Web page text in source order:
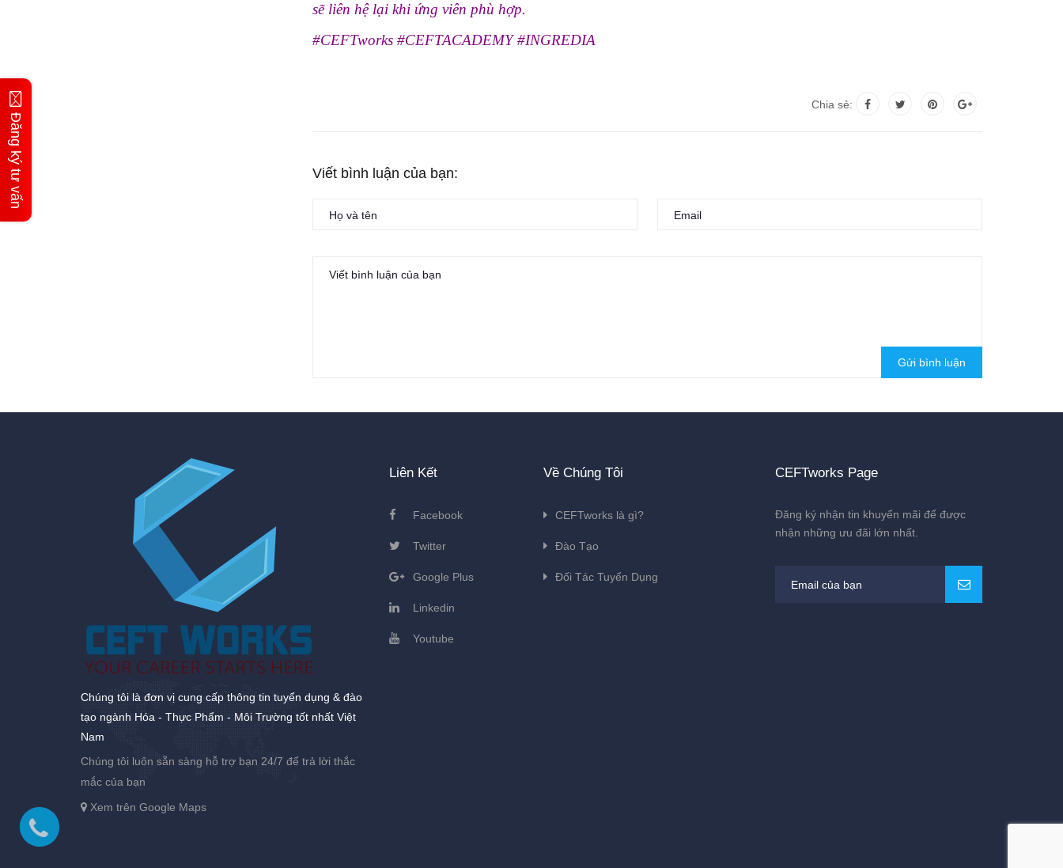
sẽ liên hệ lại khi ứng viên phù hợp.
#CEFTworks #CEFTACADEMY #INGREDIA
Chia sẻ:
Viết bình luận của bạn:
Gửi bình luận
Chúng tôi là đơn vị cung cấp thông tin tuyển dụng & đào
tạo ngành Hóa - Thực Phẩm - Môi Trường tốt nhất Việt
Nam
Chúng tôi luôn sẵn sàng hỗ trợ bạn 24/7 để trả lời thắc
mắc của bạn
Xem trên Google Maps
Liên Kết
Facebook
Twitter
Google Plus
Linkedin
Youtube
Về Chúng Tôi
CEFTworks là gì?
Đào Tạo
Đối Tác Tuyển Dụng
CEFTworks Page
Đăng ký nhận tin khuyến mãi để được
nhận những ưu đãi lớn nhất.
Đăng ký tư vấn